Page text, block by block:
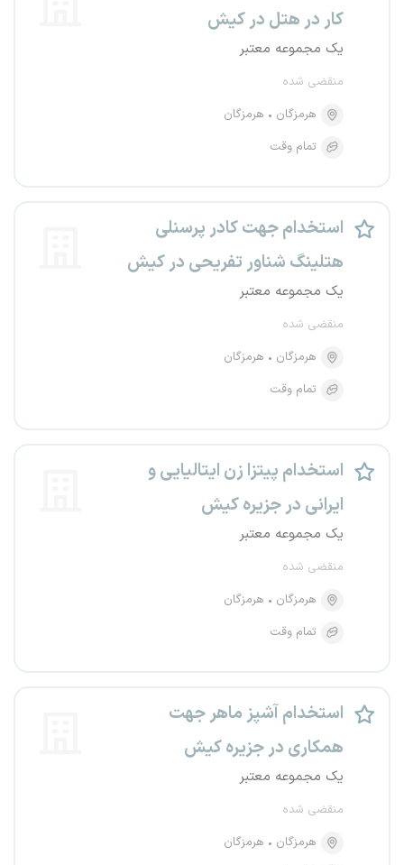
کار در هتل در کیش
یک مجموعه معتبر
منقضی شده
هرمزگان
هرمزگان
تمام وقت
استخدام جهت کادر پرسنلی
هتلینگ شناور تفریحی در کیش
یک مجموعه معتبر
منقضی شده
هرمزگان
هرمزگان
تمام وقت
استخدام پیتزا زن ایتالیایی و
ایرانی در جزیره کیش
یک مجموعه معتبر
منقضی شده
هرمزگان
هرمزگان
تمام وقت
استخدام آشپز ماهر جهت
همکاری در جزیره کیش
یک مجموعه معتبر
منقضی شده
هرمزگان
هرمزگان